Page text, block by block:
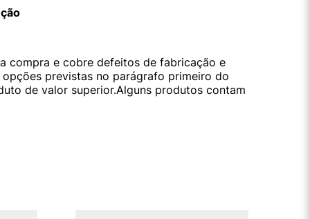
compra e cobre defeitos de fabricação e
previstas no parágrafo primeiro do
de valor superior.Alguns produtos contam